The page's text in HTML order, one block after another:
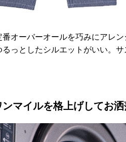
番オーバーオールを巧みにアレ
っとしたシルエットがいい。
マイルを格上げしてお